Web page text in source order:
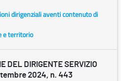
dirigenziali aventi contenuto di
e territorio
DEL DIRIGENTE SERVIZIO
2024, n. 443